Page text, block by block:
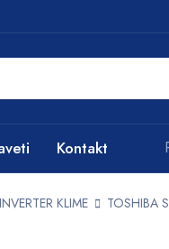
Kontakt
INVERTER KLIME TOSHIBA